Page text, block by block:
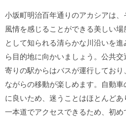
小坂町明治百年通りのアカシアは
風情を感じることができる美しい場
として知られる清らかな川沿いを
ら目的地に向かいましょう。公共
寄りの駅からはバスが運行してお
ながらの移動が楽しめます。自動
に良いため、迷うことはほとんど
一本道でアクセスできるため、初め